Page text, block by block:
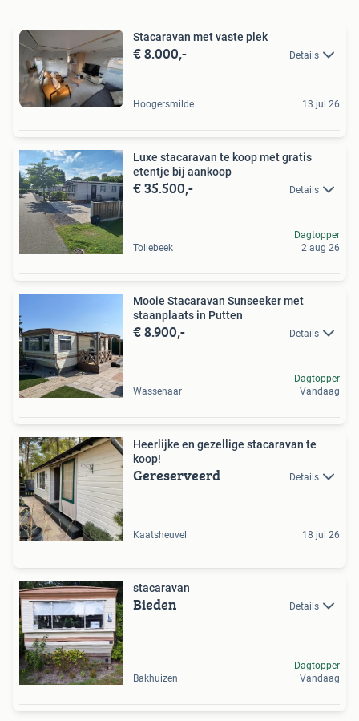
Stacaravan met vaste plek
€ 8.000,- Details
Hoogersmilde 13 jul 26
Luxe stacaravan te koop met gratis
etentje bij aankoop
€ 35.500,- Details
Tollebeek
Dagtopper
2 aug 26
Mooie Stacaravan Sunseeker met
staanplaats in Putten
€ 8.900,- Details
Wassenaar
Dagtopper
Vandaag
Heerlijke en gezellige stacaravan te
koop!
Gereserveerd Details
Kaatsheuvel 18 jul 26
stacaravan
Bieden Details
Bakhuizen
Dagtopper
Vandaag